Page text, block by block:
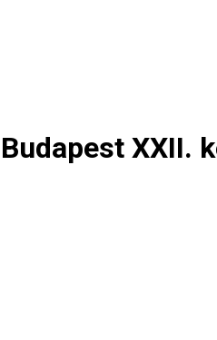
XXII.